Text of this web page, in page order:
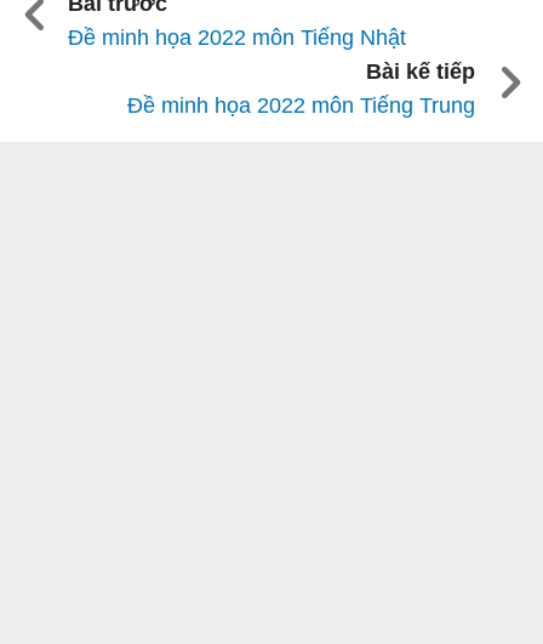
Đề minh họa 2022 môn Tiếng Nhật
Bài kế tiếp
Đề minh họa 2022 môn Tiếng Trung